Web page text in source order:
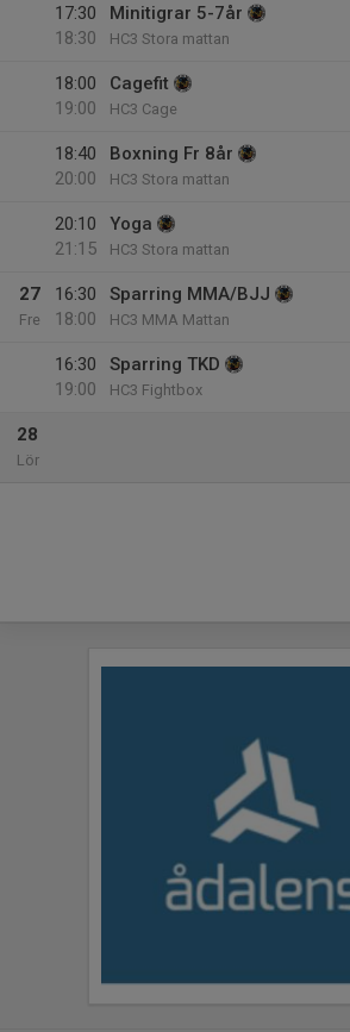
17:30
18:30
Minitigrar 5-7år
HC3 Stora mattan
18:00
19:00
Cagefit
HC3 Cage
18:40
20:00
Boxning Fr 8år
HC3 Stora mattan
20:10
21:15
Yoga
HC3 Stora mattan
27
Fre
16:30
18:00
Sparring MMA/BJJ
HC3 MMA Mattan
16:30
19:00
Sparring TKD
HC3 Fightbox
28
Lör